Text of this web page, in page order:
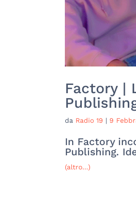
Factory |
da Radio 19 | 9
In Factory
Publishing.
(altro…)